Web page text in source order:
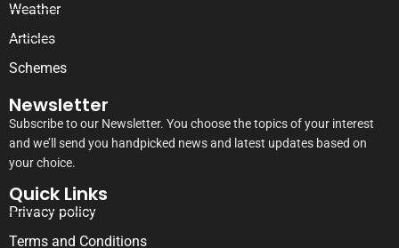
Weather
Articles
Schemes
Newsletter
Subscribe to our Newsletter. You choose the topics of your interest
and we’ll send you handpicked news and latest updates based on
your choice.
Quick Links
Privacy policy
Terms and Conditions